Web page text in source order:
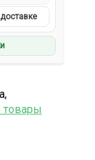
товары